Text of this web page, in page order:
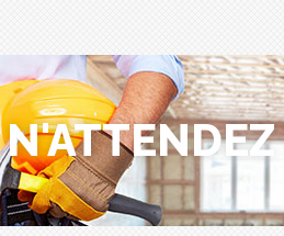
N'ATTENDEZ